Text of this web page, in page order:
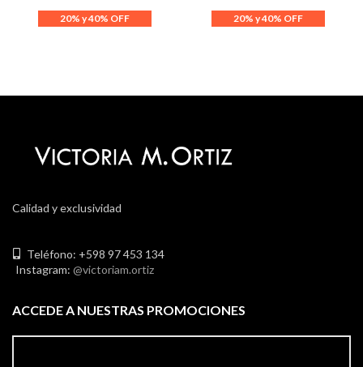
Calidad y exclusividad
Teléfono: +598 97 453 134
Instagram: @victoriam.ortiz
ACCEDE A NUESTRAS PROMOCIONES